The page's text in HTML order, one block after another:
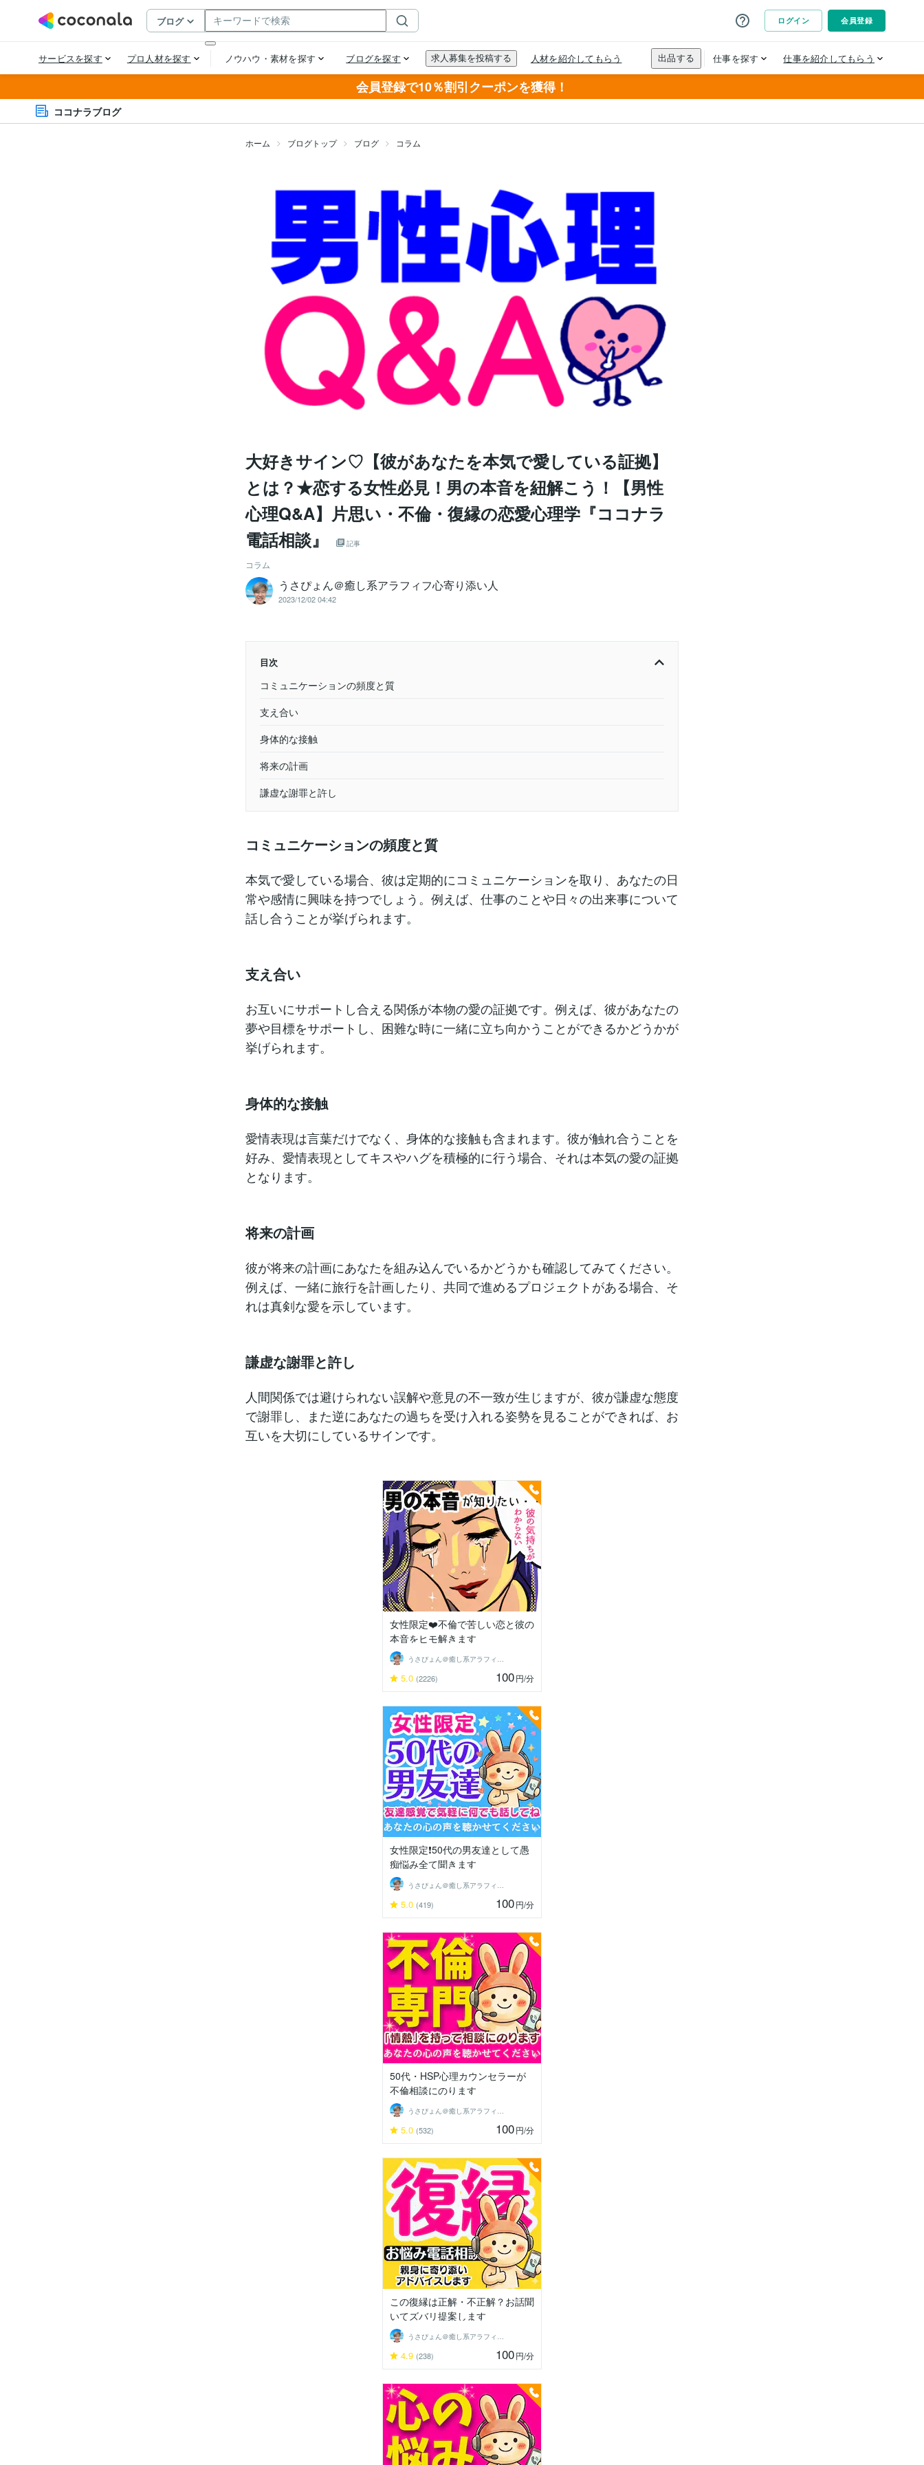
会員登録で10％割引クーポンを獲得！
ココナラブログ
ホーム ブログトップ ブログ コラム
大好きサイン♡【彼があなたを本気で愛している証拠】
とは？★恋する女性必見！男の本音を紐解こう！【男性
心理Q&A】片思い・不倫・復縁の恋愛心理学『ココナラ
電話相談』
記事
コラム
うさぴょん＠癒し系アラフィフ心寄り添い人
2023/12/02 04:42
目次
コミュニケーションの頻度と質
支え合い
身体的な接触
将来の計画
謙虚な謝罪と許し
コミュニケーションの頻度と質
本気で愛している場合、彼は定期的にコミュニケーションを取り、あなたの日
常や感情に興味を持つでしょう。例えば、仕事のことや日々の出来事について
話し合うことが挙げられます。
支え合い
お互いにサポートし合える関係が本物の愛の証拠です。例えば、彼があなたの
夢や目標をサポートし、困難な時に一緒に立ち向かうことができるかどうかが
挙げられます。
身体的な接触
愛情表現は言葉だけでなく、身体的な接触も含まれます。彼が触れ合うことを
好み、愛情表現としてキスやハグを積極的に行う場合、それは本気の愛の証拠
となります。
将来の計画
彼が将来の計画にあなたを組み込んでいるかどうかも確認してみてください。
例えば、一緒に旅行を計画したり、共同で進めるプロジェクトがある場合、そ
れは真剣な愛を示しています。
謙虚な謝罪と許し
人間関係では避けられない誤解や意見の不一致が生じますが、彼が謙虚な態度
で謝罪し、また逆にあなたの過ちを受け入れる姿勢を見ることができれば、お
互いを大切にしているサインです。
女性限定❤️不倫で苦しい恋と彼の
本音をヒモ解きます
うさぴょん＠癒し系アラフィフ心寄り添い人
5.0 (2226) 100円/分
女性限定❗50代の男友達として愚
痴悩み全て聞きます
5.0 (419) 100円/分
50代・HSP心理カウンセラーが
不倫相談にのります
うさぴょん＠癒し系アラフィフ心寄り添い人
5.0 (532) 100円/分
この復縁は正解・不正解？お話聞
いてズバリ提案します
うさぴょん＠癒し系アラフィフ心寄り添い人
4.9 (238) 100円/分